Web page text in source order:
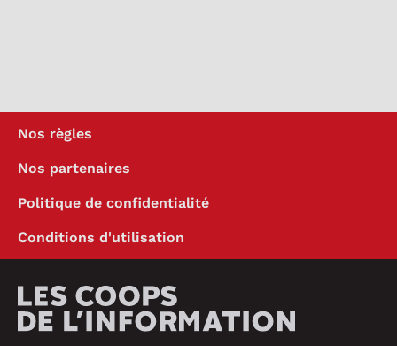
Nos règles
Nos partenaires
Politique de confidentialité
Conditions d'utilisation